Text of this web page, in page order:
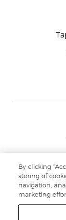
Ilmainen
Email:
By clicking
storing of
navigation,
marketing